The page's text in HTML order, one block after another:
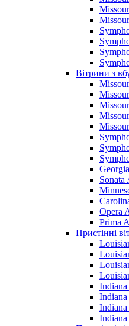
Вітрини з
Sonata
Opera
Prima
Пристінні